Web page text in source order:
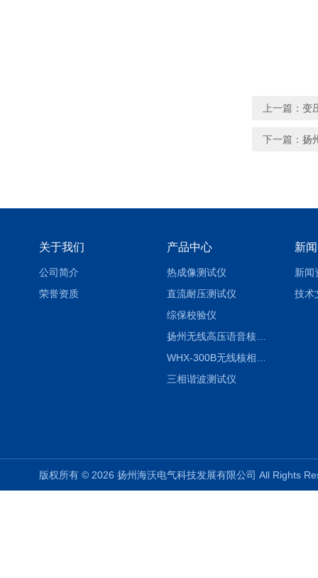
上一篇： 变
下一篇： 扬
关于我们
公司简介
荣誉资质
产品中心
热成像测试仪
直流耐压测试仪
综保校验仪
扬州无线高压语音核相仪
三相谐波测试仪
新
新闻
技术
版权所有 © 2026 扬州海沃电气科技发展有限公司 All